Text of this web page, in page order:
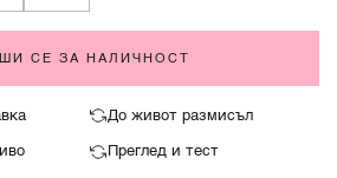
СЕ ЗА НАЛИЧНОСТ
До живот размисъл
Преглед и тест